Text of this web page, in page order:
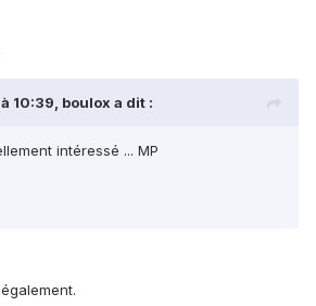
10:39, boulox a dit :
intéressé ... MP